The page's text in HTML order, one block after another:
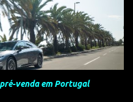
venda em Portugal